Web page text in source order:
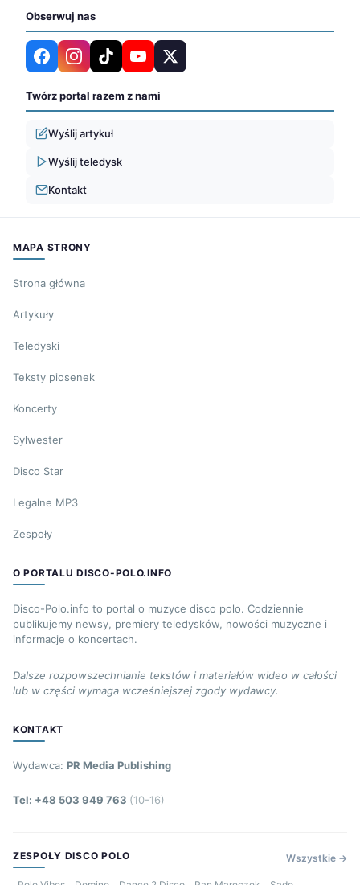
Obserwuj nas
Twórz portal razem z nami
Wyślij artykuł
Wyślij teledysk
Kontakt
MAPA STRONY
Strona główna
Artykuły
Teledyski
Teksty piosenek
Koncerty
Sylwester
Disco Star
Legalne MP3
Zespoły
O PORTALU DISCO-POLO.INFO
Disco-Polo.info to portal o muzyce disco polo. Codziennie
publikujemy newsy, premiery teledysków, nowości muzyczne i
informacje o koncertach.
Dalsze rozpowszechnianie tekstów i materiałów wideo w całości
lub w części wymaga wcześniejszej zgody wydawcy.
KONTAKT
Wydawca: PR Media Publishing
Tel: +48 503 949 763 (10-16)
ZESPOŁY DISCO POLO Wszystkie →